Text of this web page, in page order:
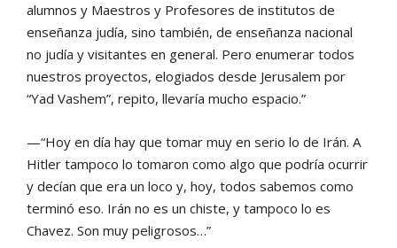
alumnos y Maestros y Profesores de institutos de
enseñanza judía, sino también, de enseñanza nacional
no judía y visitantes en general. Pero enumerar todos
nuestros proyectos, elogiados desde Jerusalem por
“Yad Vashem”, repito, llevaría mucho espacio.”
—“Hoy en día hay que tomar muy en serio lo de Irán. A
Hitler tampoco lo tomaron como algo que podría ocurrir
y decían que era un loco y, hoy, todos sabemos como
terminó eso. Irán no es un chiste, y tampoco lo es
Chavez. Son muy peligrosos…”